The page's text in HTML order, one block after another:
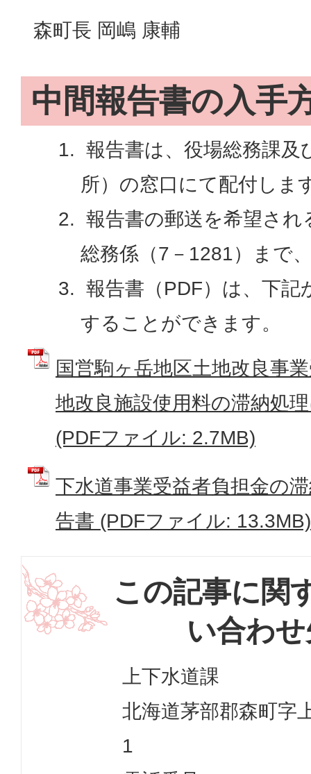
森町長 岡嶋 康輔
中間報告書の入手
報告書は、役場総務課及
所）の窓口にて配付しま
報告書の郵送を希望され
総務係（7－1281）まで
報告書（PDF）は、下
することができます。
国営駒ヶ岳地区土地改良事
地改良施設使用料の滞納処
(PDFファイル: 2.7MB)
下水道事業受益者負担金の
告書 (PDFファイル: 13.3MB)
この記事に関
い合わ
上下水道課
北海道茅部郡森町字
1